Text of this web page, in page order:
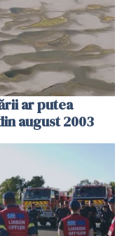
ar putea
august 2003